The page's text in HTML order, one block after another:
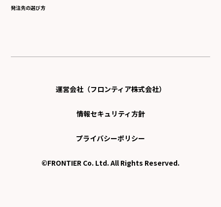
発注先の選び方
運営会社（フロンティア株式会社）
情報セキュリティ方針
プライバシーポリシー
©FRONTIER Co. Ltd. All Rights Reserved.